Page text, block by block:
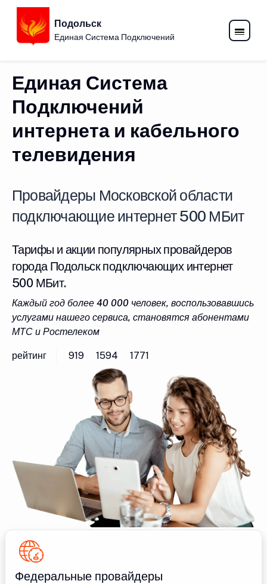
Подольск
Единая Система Подключений
Единая Система
Подключений
интернета и кабельного
телевидения
Провайдеры Московской области
подключающие интернет 500 МБит
Тарифы и акции популярных провайдеров
города Подольск подключающих интернет
500 МБит.
Каждый год более 40 000 человек, воспользовавшись
услугами нашего сервиса, становятся абонентами
МТС и Ростелеком
рейтинг 919 1594 1771
Федеральные провайдеры